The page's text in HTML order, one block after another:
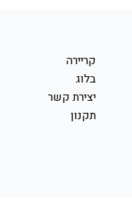
קריירה
בלוג
יצירת קשר
תקנון